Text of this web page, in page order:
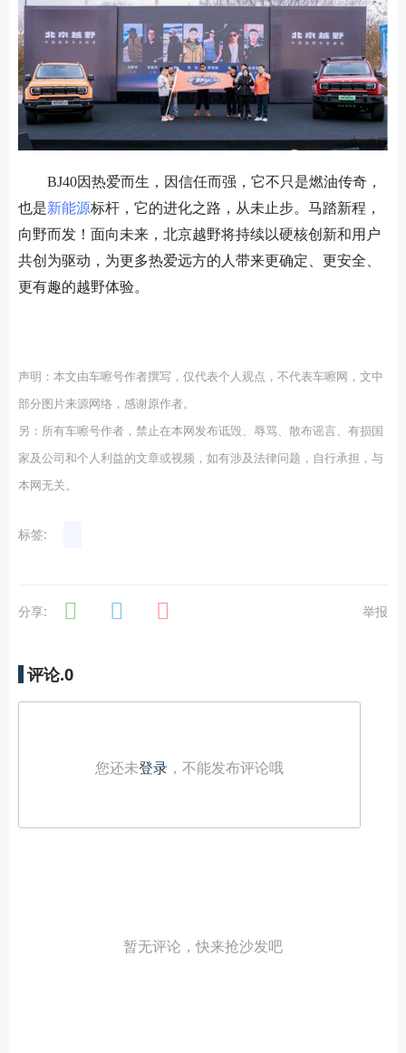
BJ40因热爱而生，因信任而强，它不只是燃油传奇，
也是新能源标杆，它的进化之路，从未止步。马踏新程，
向野而发！面向未来，北京越野将持续以硬核创新和用户
共创为驱动，为更多热爱远方的人带来更确定、更安全、
更有趣的越野体验。
声明：本文由车嚓号作者撰写，仅代表个人观点，不代表车嚓网，文中
部分图片来源网络，感谢原作者。
另：所有车嚓号作者，禁止在本网发布诋毁、辱骂、散布谣言、有损国
家及公司和个人利益的文章或视频，如有涉及法律问题，自行承担，与
本网无关。
标签:
分享: 举报
评论.0
您还未登录 ，不能发布评论哦
暂无评论，快来抢沙发吧